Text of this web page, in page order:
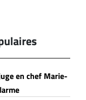
en chef Marie-